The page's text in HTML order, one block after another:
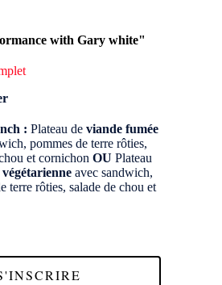
with Gary white"
: Plateau deviande fumée
pommes de terre rôties,
et cornichonOU Plateau
végétarienne avec sandwich,
terre rôties, salade de chou et